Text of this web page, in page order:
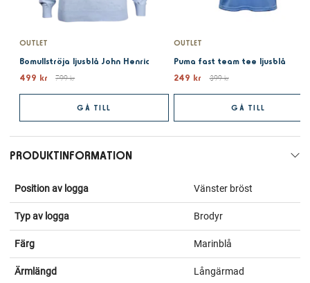
OUTLET
Bomullströja ljusblå John Henric
499 kr
799 kr
GÅ TILL
OUTLET
Puma fast team tee ljusblå
249 kr
399 kr
GÅ TILL
PRODUKTINFORMATION
Position av logga Vänster bröst
Typ av logga Brodyr
Färg Marinblå
Ärmlängd Långärmad